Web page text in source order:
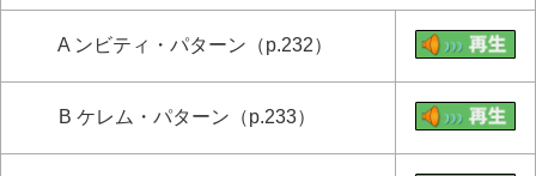
A ンビティ・パターン（p.232）
B ケレム・パターン（p.233）